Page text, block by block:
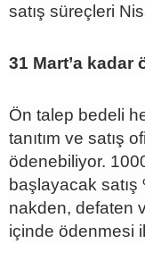
satış süreçleri
31 Mart’a kadar
Ön talep bedeli
tanıtım ve satış
ödenebiliyor.
başlayacak
nakden, defaten
içinde ödenmesi